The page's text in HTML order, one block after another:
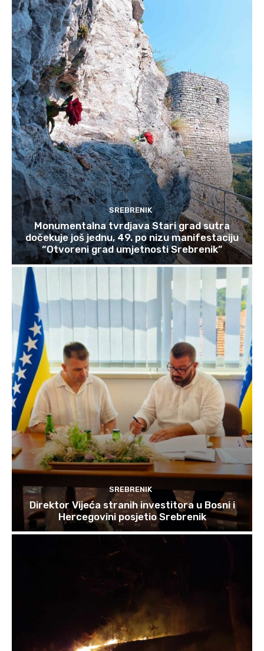
SREBRENIK
Monumentalna tvrdjava Stari grad sutra
dočekuje još jednu, 49. po nizu manifestaciju
“Otvoreni grad umjetnosti Srebrenik”
SREBRENIK
Direktor Vijeća stranih investitora u Bosni i
Hercegovini posjetio Srebrenik